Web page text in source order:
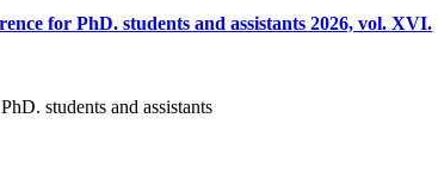
for PhD. students and assistants 2026, vol. XVI.
students and assistants